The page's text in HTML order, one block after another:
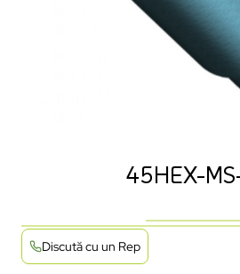
45HEX-
Discută cu un Rep